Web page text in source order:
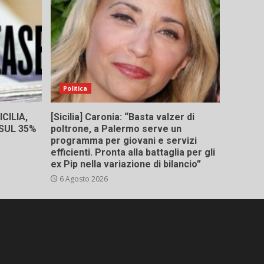
35%
Politica
[Sicilia] Caronia: “Basta valzer di
poltrone, a Palermo serve un
programma per giovani e servizi
efficienti. Pronta alla battaglia per gli
ex Pip nella variazione di bilancio”
6 Agosto 2026